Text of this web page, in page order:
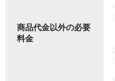
商品代金以外の必要
料金